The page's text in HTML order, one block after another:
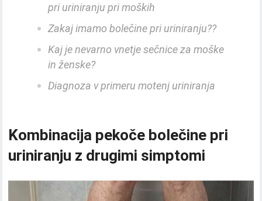
pri uriniranju pri moških
Zakaj imamo bolečine pri uriniranju??
Kaj je nevarno vnetje sečnice za moške
in ženske?
Diagnoza v primeru motenj uriniranja
Kombinacija pekoče bolečine pri
uriniranju z drugimi simptomi